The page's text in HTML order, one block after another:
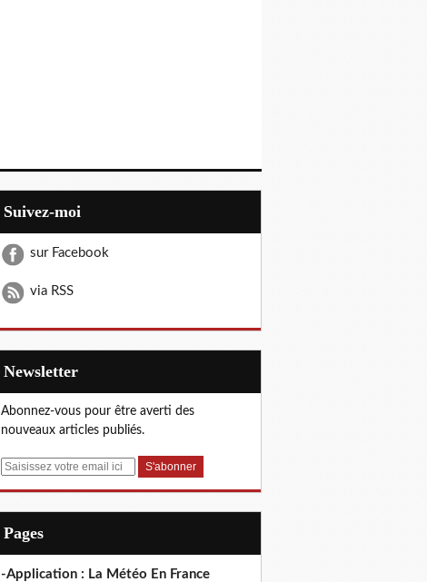
Suivez-moi
sur Facebook
via RSS
Newsletter
Abonnez-vous pour être averti des
nouveaux articles publiés.
E
Pages
-Application : La Météo En France